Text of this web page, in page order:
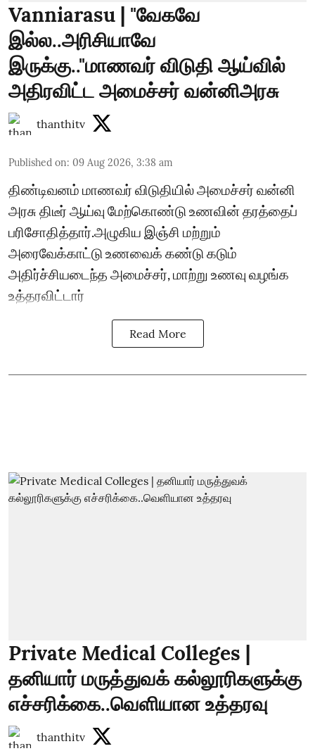
Vanniarasu | "வேகவே
இல்ல..அரிசியாவே
இருக்கு.."மாணவர் விடுதி ஆய்வில்
அதிரவிட்ட அமைச்சர் வன்னிஅரசு
thanthitv
Published on: 09 Aug 2026, 3:38 am
திண்டிவனம் மாணவர் விடுதியில் அமைச்சர் வன்னி
அரசு திடீர் ஆய்வு மேற்கொண்டு உணவின் தரத்தைப்
பரிசோதித்தார்.அழுகிய இஞ்சி மற்றும்
அரைவேக்காட்டு உணவைக் கண்டு கடும்
அதிர்ச்சியடைந்த அமைச்சர், மாற்று உணவு வழங்க
உத்தரவிட்டார்
Read More
Private Medical Colleges |
தனியார் மருத்துவக் கல்லூரிகளுக்கு
எச்சரிக்கை..வெளியான உத்தரவு
thanthitv